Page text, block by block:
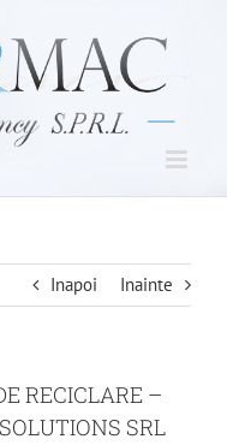
Inapoi Inainte
RECICLARE –
SRL